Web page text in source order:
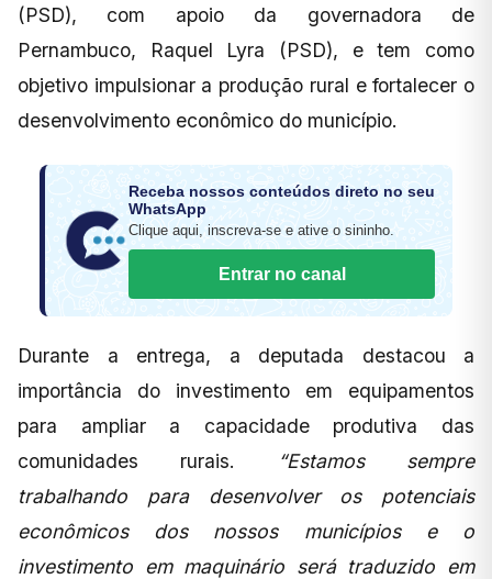
(PSD), com apoio da governadora de
Pernambuco, Raquel Lyra (PSD), e tem como
objetivo impulsionar a produção rural e fortalecer o
desenvolvimento econômico do município.
Receba nossos conteúdos direto no seu
WhatsApp
Clique aqui, inscreva-se e ative o sininho.
Entrar no canal
Durante a entrega, a deputada destacou a
importância do investimento em equipamentos
para ampliar a capacidade produtiva das
comunidades rurais.
“Estamos sempre
trabalhando para desenvolver os potenciais
econômicos dos nossos municípios e o
investimento em maquinário será traduzido em